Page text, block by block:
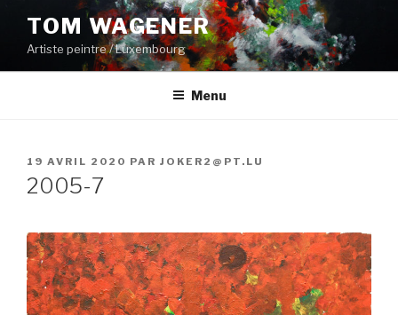
contenu
principal
TOM WAGENER
Artiste peintre / Luxembourg
Menu
PUBLIÉ
LE
19 AVRIL 2020 PAR JOKER2@PT.LU
2005-7